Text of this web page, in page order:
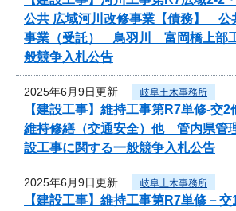
公共 広域河川改修事業【債務】
事業（受託） 鳥羽川 富岡橋上部
般競争入札公告
2025年6月9日更新 岐阜土木事務所
【建設工事】維持工事第R7単修-交
維持修繕（交通安全）他 管内県管
設工事に関する一般競争入札公告
2025年6月9日更新 岐阜土木事務所
【建設工事】維持工事第R7単修－